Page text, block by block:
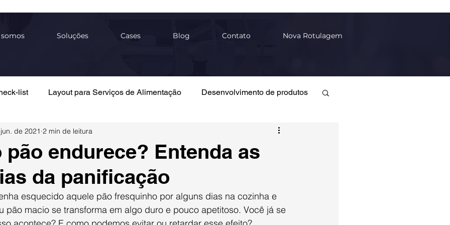
Soluções Cases Blog Contato Nova Rotulagem
list Layout para Serviços de Alimentação Desenvolvimento de produtos
Rotulagem
Físico-Química Gestão de Resíduos
Contaminação Cruzada
pão endurece? Entenda as
da panificação
de 2021 2 min de leitura
pão macio se transforma em algo duro e pouco apetitoso. Você já se